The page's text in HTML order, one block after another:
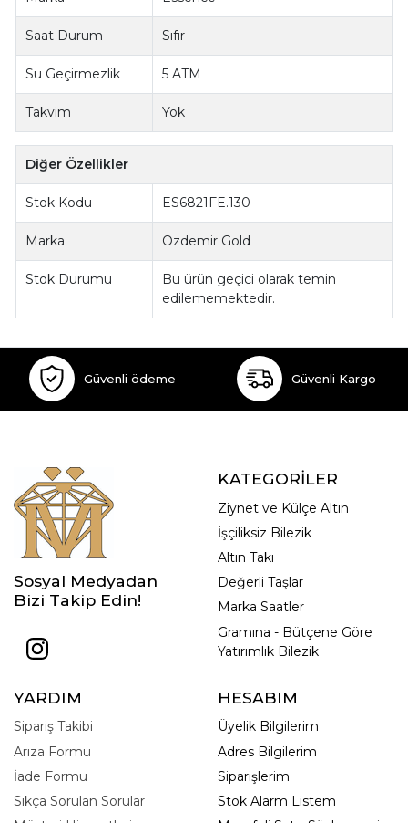
Saat Durum Sıfır
Su Geçirmezlik 5 ATM
Takvim Yok
Diğer Özellikler
Stok Kodu ES6821FE.130
Marka Özdemir Gold
Stok Durumu
Bu ürün geçici olarak temin
edilememektedir.
Güvenli ödeme Güvenli Kargo
Sosyal Medyadan
Bizi Takip Edin!
KATEGORİLER
Ziynet ve Külçe Altın
İşçiliksiz Bilezik
Altın Takı
Değerli Taşlar
Marka Saatler
Gramına - Bütçene Göre
Yatırımlık Bilezik
YARDIM
Sipariş Takibi
Arıza Formu
İade Formu
Sıkça Sorulan Sorular
HESABIM
Üyelik Bilgilerim
Adres Bilgilerim
Siparişlerim
Stok Alarm Listem